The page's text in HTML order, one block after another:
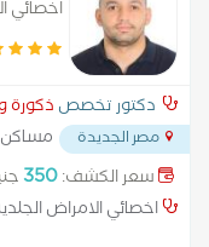
اخصائي
دكتور تخصص ذكورة
مصر الجديدة مساكن
سعر الكشف:350
اخصائي الامراض